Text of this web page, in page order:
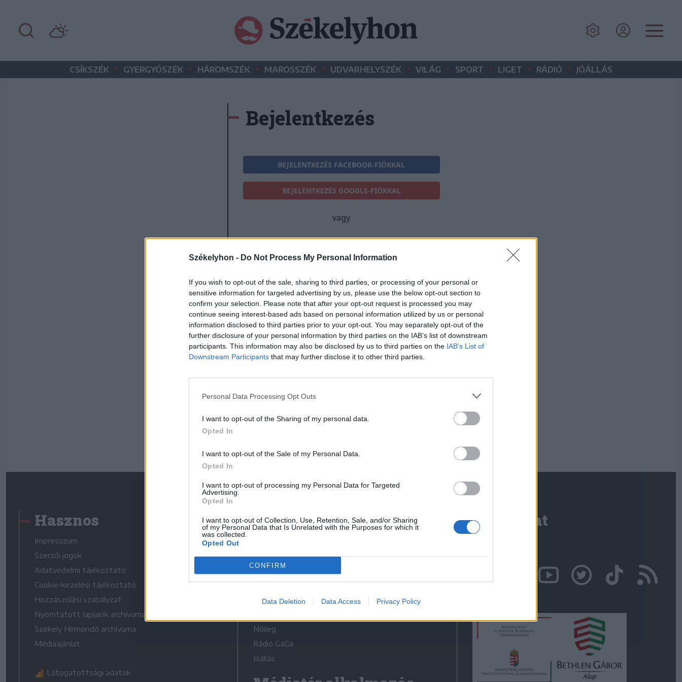
Székelyhon - Do Not Process My Personal Information
If you wish to opt-out of the sale, sharing to third parties, or processing of your personal or
sensitive information for targeted advertising by us, please use the below opt-out section to
confirm your selection. Please note that after your opt-out request is processed you may
continue seeing interest-based ads based on personal information utilized by us or personal
information disclosed to third parties prior to your opt-out. You may separately opt-out of the
further disclosure of your personal information by third parties on the IAB’s list of downstream
participants. This information may also be disclosed by us to third parties on the IAB’s List of
Downstream Participants that may further disclose it to other third parties.
Personal Data Processing Opt Outs
I want to opt-out of the Sharing of my personal data.
Opted In
I want to opt-out of the Sale of my Personal Data.
Opted In
I want to opt-out of processing my Personal Data for Targeted
Advertising.
Opted In
I want to opt-out of Collection, Use, Retention, Sale, and/or Sharing
of my Personal Data that Is Unrelated with the Purposes for which it
was collected.
Opted Out
CONFIRM
Data Deletion Data Access Privacy Policy
CSÍKSZÉK • GYERGYÓSZÉK • HÁROMSZÉK • MAROSSZÉK • UDVARHELYSZÉK • VILÁG • SPORT • LIGET • RÁDIÓ • JÓÁLLÁS
Bejelentkezés
BEJELENTKEZÉS FACEBOOK-FIÓKKAL
BEJELENTKEZÉS GOOGLE-FIÓKKAL
vagy
E-mail-cím
Jelszó
Elfelejtette a jelszavát?
BEJELENTKEZÉS
Hasznos
Impresszum
Szerzői jogok
Adatvédelmi tájékoztató
Cookie-kezelési tájékoztató
Hozzászólási szabályzat
Nyomtatott lapjaink archívuma
Székely Hírmondó archívuma
Médiaajánlat
Látogatottsági adatok
Médiatér
Liget
Krónika
Bihari Napló
Erdélyi Napló
Nőileg
Rádió GaGa
Jóállás
Kapcsolat